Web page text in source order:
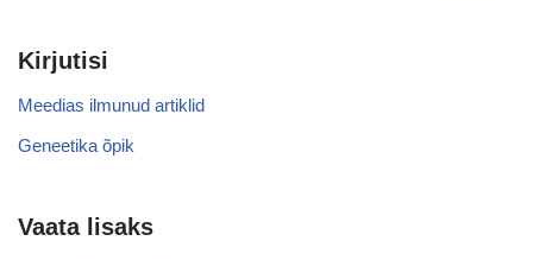
Kirjutisi
Meedias ilmunud artiklid
Geneetika õpik
Vaata lisaks